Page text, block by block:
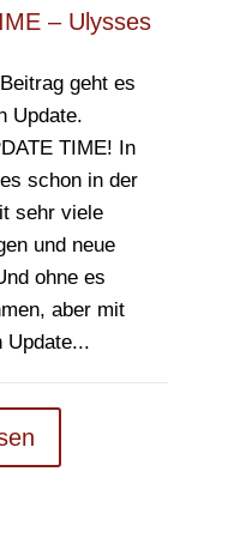
– Ulysses
geht es
Update.
TIME! In
schon in der
sehr viele
und neue
ohne es
aber mit
Update...